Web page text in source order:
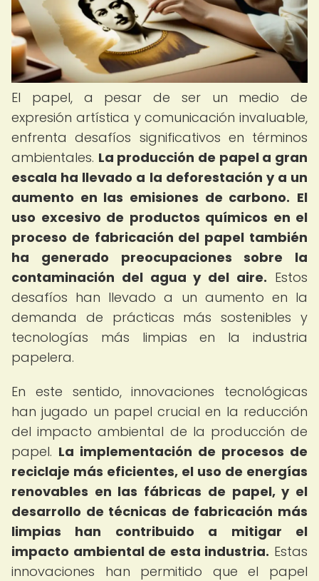
El papel, a pesar de ser un medio de
expresión artística y comunicación invaluable,
enfrenta desafíos significativos en términos
ambientales. La producción de papel a gran
escala ha llevado a la deforestación y a un
aumento en las emisiones de carbono. El
uso excesivo de productos químicos en el
proceso de fabricación del papel también
ha generado preocupaciones sobre la
contaminación del agua y del aire. Estos
desafíos han llevado a un aumento en la
demanda de prácticas más sostenibles y
tecnologías más limpias en la industria
papelera.
En este sentido, innovaciones tecnológicas
han jugado un papel crucial en la reducción
del impacto ambiental de la producción de
papel. La implementación de procesos de
reciclaje más eficientes, el uso de energías
renovables en las fábricas de papel, y el
desarrollo de técnicas de fabricación más
limpias han contribuido a mitigar el
impacto ambiental de esta industria. Estas
innovaciones han permitido que el papel